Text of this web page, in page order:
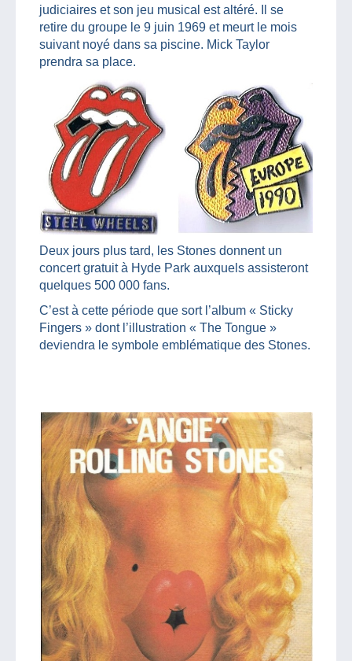
judiciaires et son jeu musical est altéré. Il se
retire du groupe le 9 juin 1969 et meurt le mois
suivant noyé dans sa piscine. Mick Taylor
prendra sa place.
Deux jours plus tard, les Stones donnent un
concert gratuit à Hyde Park auxquels assisteront
quelques 500 000 fans.
C’est à cette période que sort l’album « Sticky
Fingers » dont l’illustration « The Tongue »
deviendra le symbole emblématique des Stones.